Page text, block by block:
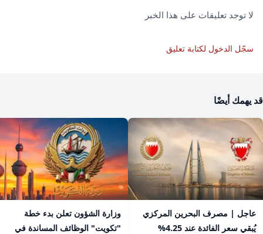
لا توجد تعليقات على هذا الخبر
سجّل الدخول لكتابة تعليق
قد يهمك أيضًا
عاجل | مصرف البحرين المركزي
يُبقي سعر الفائدة عند 4.25%
​وزارة الشؤون تعلن بدء خطة
"تكويت" الوظائف المساندة في